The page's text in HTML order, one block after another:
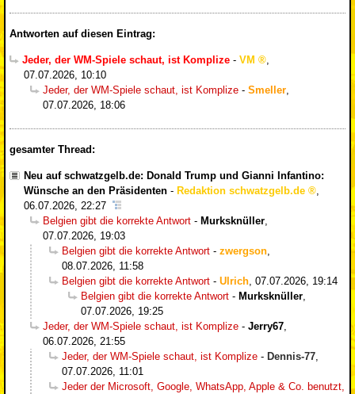
Antworten auf diesen Eintrag:
Jeder, der WM-Spiele schaut, ist Komplize - VM
,
07.07.2026, 10:10
Jeder, der WM-Spiele schaut, ist Komplize - Smeller,
07.07.2026, 18:06
gesamter Thread:
Neu auf schwatzgelb.de: Donald Trump und Gianni Infantino:
Wünsche an den Präsidenten - Redaktion schwatzgelb.de
06.07.2026, 22:27
Belgien gibt die korrekte Antwort - Murksknüller
07.07.2026, 19:03
Belgien gibt die korrekte Antwort - zwergson
08.07.2026, 11:58
Belgien gibt die korrekte Antwort - Ulrich 07.07.2026, 19:14
Belgien gibt die korrekte Antwort - Murksknüller
07.07.2026, 19:25
Jeder, der WM-Spiele schaut, ist Komplize - Jerry67
06.07.2026, 21:55
Jeder, der WM-Spiele schaut, ist Komplize - Dennis-77
07.07.2026, 11:01
Jeder der Microsoft, Google, WhatsApp, Apple & Co. benutzt,